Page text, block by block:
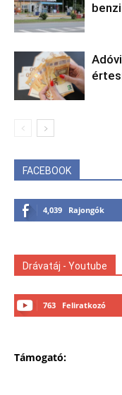
FACEBOOK
4,039 Rajongók
Drávatáj - Youtube
763 Feliratkozó
Támogató: